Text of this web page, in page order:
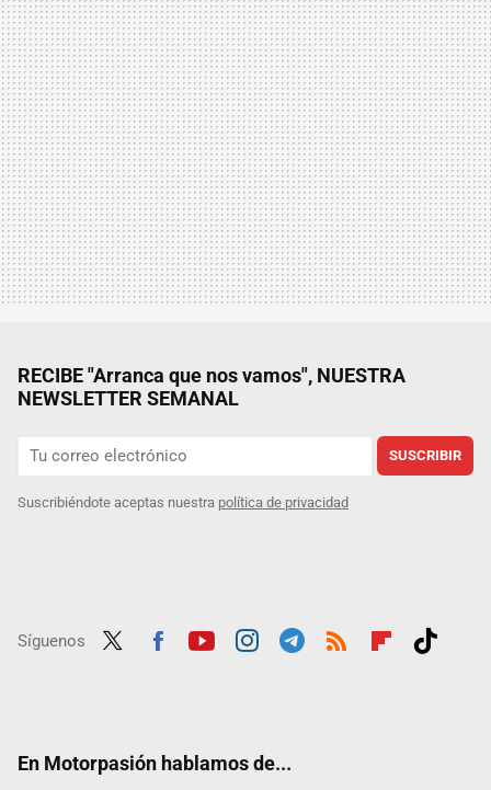
RECIBE "Arranca que nos vamos", NUESTRA
NEWSLETTER SEMANAL
SUSCRIBIR
Suscribiéndote aceptas nuestra política de privacidad
Síguenos
En Motorpasión hablamos de...